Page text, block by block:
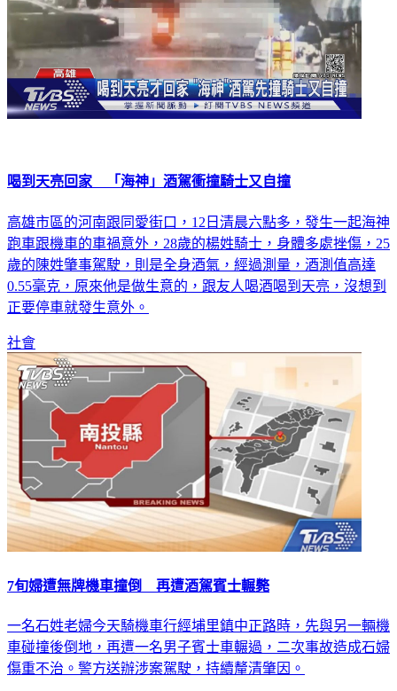
喝到天亮回家 「海神」酒駕衝撞騎士又自撞
高雄市區的河南跟同愛街口，12日清晨六點多，發生一起海神
跑車跟機車的車禍意外，28歲的楊姓騎士，身體多處挫傷，25
歲的陳姓肇事駕駛，則是全身酒氣，經過測量，酒測值高達
0.55毫克，原來他是做生意的，跟友人喝酒喝到天亮，沒想到
正要停車就發生意外。
社會
7旬婦遭無牌機車撞倒 再遭酒駕賓士輾斃
一名石姓老婦今天騎機車行經埔里鎮中正路時，先與另一輛機
車碰撞後倒地，再遭一名男子賓士車輾過，二次事故造成石婦
傷重不治。警方送辦涉案駕駛，持續釐清肇因。